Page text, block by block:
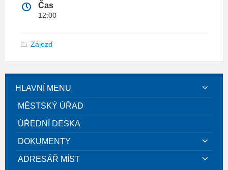
Čas
12:00
Zájezd
HLAVNÍ MENU
MĚSTSKÝ ÚŘAD
ÚŘEDNÍ DESKA
DOKUMENTY
ADRESÁŘ MÍST